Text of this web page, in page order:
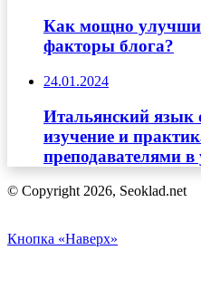
Как мощно
факторы блога?
24.01.2024
Итальянский язык
изучение и
преподавателями в
© Copyright 2026, Seoklad.net
Кнопка «Наверх»